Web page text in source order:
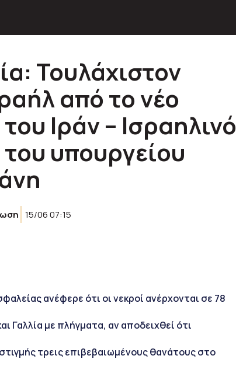
Τουλάχιστον
από το νέο
Ιράν – Ισραηλινό
υπουργείου
15/06 07:15
ανέφερε ότι οι νεκροί ανέρχονται σε 78
Γαλλία με πλήγματα, αν αποδειχθεί ότι
τρεις επιβεβαιωμένους θανάτους στο